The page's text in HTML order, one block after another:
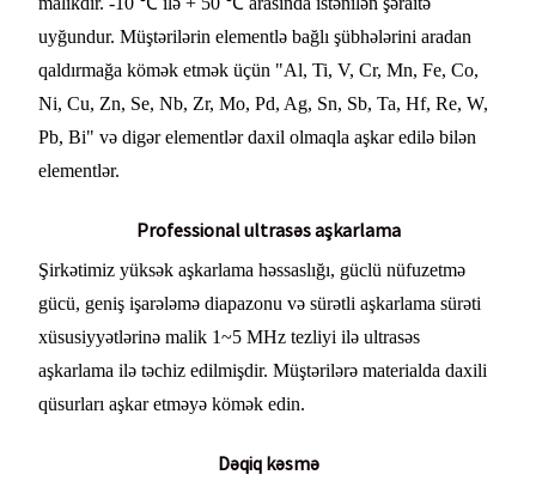
uyğundur. Müştərilərin elementlə bağlı şübhələrini aradan
qaldırmağa kömək etmək üçün "Al, Ti, V, Cr, Mn, Fe, Co,
Ni, Cu, Zn, Se, Nb, Zr, Mo, Pd, Ag, Sn, Sb, Ta, Hf, Re, W,
Pb, Bi" və digər elementlər daxil olmaqla aşkar edilə bilən
elementlər.
Professional ultrasəs aşkarlama
Şirkətimiz yüksək aşkarlama həssaslığı, güclü nüfuzetmə
gücü, geniş işarələmə diapazonu və sürətli aşkarlama sürəti
xüsusiyyətlərinə malik 1~5 MHz tezliyi ilə ultrasəs
aşkarlama ilə təchiz edilmişdir. Müştərilərə materialda daxili
qüsurları aşkar etməyə kömək edin.
Dəqiq kəsmə